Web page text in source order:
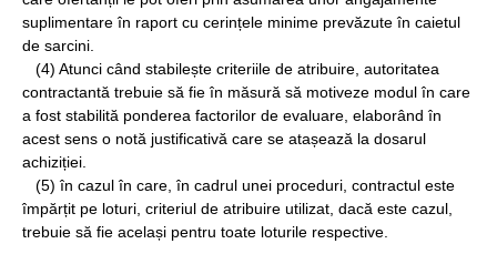
suplimentare în raport cu cerințele minime prevăzute în caietul
de sarcini.
(4) Atunci când stabilește criteriile de atribuire, autoritatea
contractantă trebuie să fie în măsură să motiveze modul în care
a fost stabilită ponderea factorilor de evaluare, elaborând în
acest sens o notă justificativă care se atașează la dosarul
achiziției.
(5) în cazul în care, în cadrul unei proceduri, contractul este
împărțit pe loturi, criteriul de atribuire utilizat, dacă este cazul,
trebuie să fie același pentru toate loturile respective.